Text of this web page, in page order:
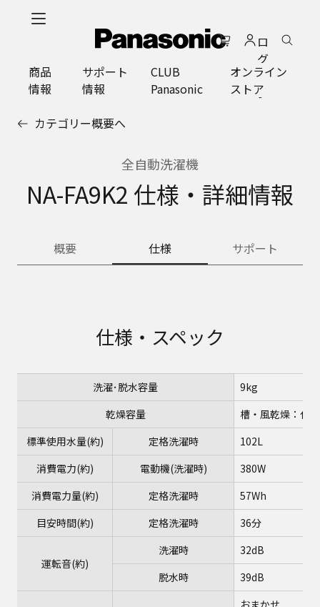
ロ
グ
イ
ン
商品
情報
サポート
情報
CLUB
Panasonic
オンライン
ストア
カテゴリー概要へ
全自動洗濯機
NA-FA9K2 仕様・詳細情報
概要 仕様 サポート
仕様・スペック
洗濯･脱水容量
9kg
乾燥容量
槽・風乾燥：化
標準使用水量(約)
定格洗濯時
102L
消費電力(約)
電動機(洗濯時)
380W
消費電力量(約)
定格洗濯時
57Wh
目安時間(約)
定格洗濯時 36分
運転音(約)
洗濯時
32dB
脱水時
39dB
おまかせ